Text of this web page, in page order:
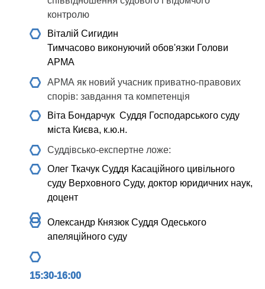
контролю
Віталій Сигидин
Тимчасово виконуючий обов'язки Голови
АРМА
АРМА як новий учасник приватно-правових
спорів: завдання та компетенція
Віта Бондарчук Суддя Господарського суду
міста Києва, к.ю.н.
Суддівсько-експертне ложе:
Олег Ткачук Суддя Касаційного цивільного
суду Верховного Суду, доктор юридичних наук,
доцент
Олександр Князюк Суддя Одеського
апеляційного суду
15:30-16:00